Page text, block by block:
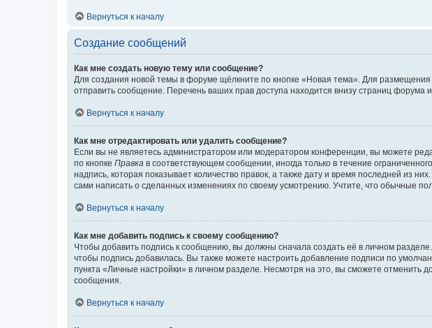
Вернуться к началу
Создание сообщений
Как мне создать новую тему или сообщение?
Для создания новой темы в форуме щёлкните по кнопке «Новая тема». Для
отправить сообщение. Перечень ваших прав доступа находится внизу страниц
Вернуться к началу
Как мне отредактировать или удалить сообщение?
Если вы не являетесь администратором или модератором конференции, вы можете
по кнопке Правка в соответствующем сообщении, иногда только в течение
надпись, которая показывает количество правок, а также дату и время последней из
сами написать о сделанных изменениях по своему усмотрению. Учтите, что обычные
Вернуться к началу
Как мне добавить подпись к своему сообщению?
Чтобы добавить подпись к сообщению, вы должны сначала создать её в личном
чтобы подпись добавилась. Вы также можете настроить добавление подписи по
пункта «Личные настройки» в личном разделе. Несмотря на это, вы сможете отменить
сообщения.
Вернуться к началу